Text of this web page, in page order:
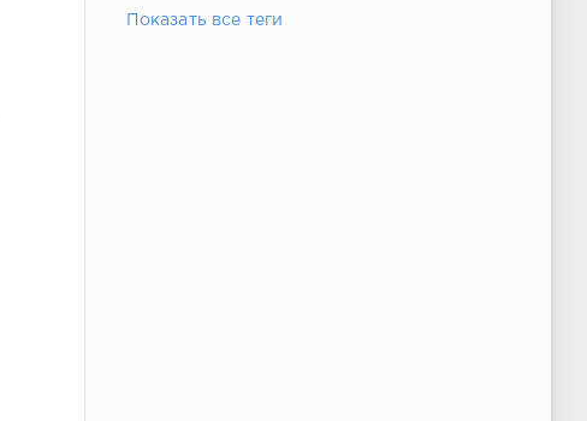
Показать все теги